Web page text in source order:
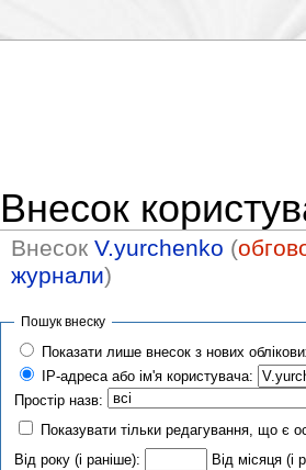
Внесок
ВнесокV.yurchenko (
журнали)
Пошук внеску
Показати лише внесок з нових
IP-адреса або ім'я користувача:
Простір назв:
Показувати тільки редагування, що є
Від року (і раніше):
Від місяця (і